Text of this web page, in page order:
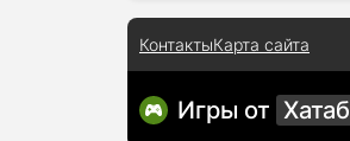
КонтактыКарта сайта
Игры от Хатаб